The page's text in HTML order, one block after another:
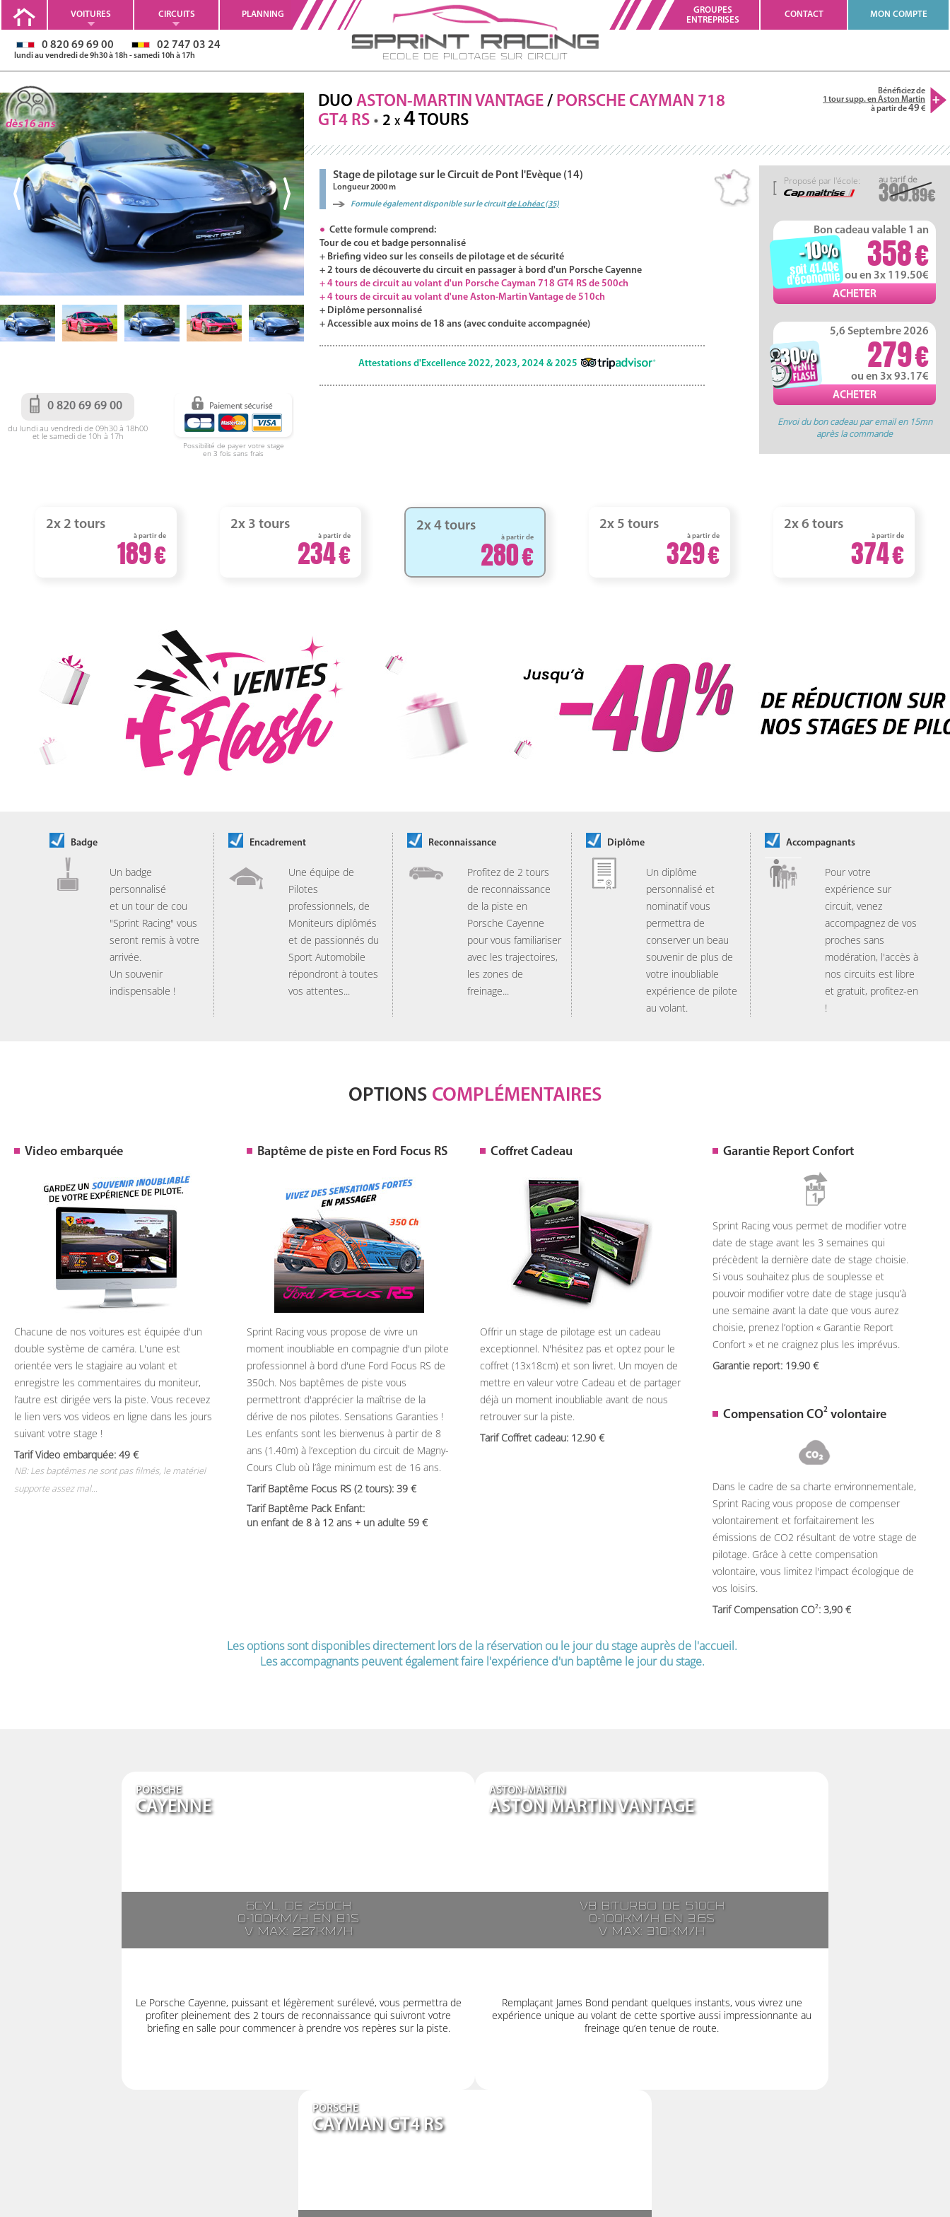
Ecole de Pilotage sur Circuit
VOITURES CIRCUITS PLANNING
GROUPES
ENTREPRISES
CONTACT MON COMPTE
0 820 69 69 00 02 747 03 24
lundi au vendredi de 9h30 à 18h - samedi 10h à 17h
Bénéficiez de
1 tour supp. en Aston Martin
à partir de49
DUO ASTON-MARTIN VANTAGE / PORSCHE CAYMAN 718
GT4 RS
2 X 4 TOURS
399.89
Proposé par l'école:
Bon cadeau valable 1 an
358
ou en 3x 119.50
-10%
soit 41.40
d'économie
5,6 Septembre 2026
279
ou en 3x 93.17
-30%
Envoi du bon cadeau par email en 15mn
après la commande
Stage de pilotage sur le Circuit de Pont l'Evèque (14)
Longueur 2000 m
Formule également disponible sur le circuitde Lohéac (35)
Cette formule comprend:
Tour de cou et badge personnalisé
+ Briefing video sur les conseils de pilotage et de sécurité
+ 2 tours de découverte du circuit en passager à bord d'un Porsche Cayenne
+ 4 tours de circuit au volant d'un Porsche Cayman 718 GT4 RS de 500ch
+ 4 tours de circuit au volant d'une Aston-Martin Vantage de 510ch
+ Diplôme personnalisé
+ Accessible aux moins de 18 ans (avec conduite accompagnée)
Attestations d'Excellence 2022, 2023, 2024 & 2025
0 820 69 69 00
du lundi au vendredi de 09h30 à 18h00
et le samedi de 10h à 17h
Possibilité de payer votre stage
en 3 fois sans frais
2x 2 tours
à partir de
189
2x 3 tours
à partir de
234
2x 4 tours
à partir de
280
2x 5 tours
à partir de
329
2x 6 tours
à partir de
374
Badge
Un badge
personnalisé
et un tour de cou
"Sprint Racing" vous
seront remis à votre
arrivée.
Un souvenir
indispensable !
Encadrement
Une équipe de
Pilotes
professionnels, de
Moniteurs diplômés
et de passionnés du
Sport Automobile
répondront à toutes
vos attentes...
Reconnaissance
Profitez de 2 tours
de reconnaissance
de la piste en
Porsche Cayenne
pour vous familiariser
avec les trajectoires,
les zones de
freinage...
Diplôme
Un diplôme
personnalisé et
nominatif vous
permettra de
conserver un beau
souvenir de plus de
votre inoubliable
expérience de pilote
au volant.
Accompagnants
Pour votre
expérience sur
circuit, venez
accompagnez de vos
proches sans
modération, l'accès à
nos circuits est libre
et gratuit, profitez-en
!
OPTIONS COMPLÉMENTAIRES
Video embarquée
Chacune de nos voitures est équipée d'un
double système de caméra. L'une est
orientée vers le stagiaire au volant et
enregistre les commentaires du moniteur,
l’autre est dirigée vers la piste. Vous recevez
le lien vers vos videos en ligne dans les jours
suivant votre stage !
Tarif Video embarquée: 49
NB: Les baptêmes ne sont pas filmés, le matériel
supporte assez mal...
Baptême de piste en Ford Focus RS
Sprint Racing vous propose de vivre un
moment inoubliable en compagnie d'un pilote
professionnel à bord d'une Ford Focus RS de
350ch. Nos baptêmes de piste vous
permettront d'apprécier la maîtrise de la
dérive de nos pilotes. Sensations Garanties !
Les enfants sont les bienvenus à partir de 8
ans (1.40m) à l’exception du circuit de Magny-
Cours Club où l’âge minimum est de 16 ans.
Tarif Baptême Focus RS (2 tours): 39
Tarif Baptême Pack Enfant:
un enfant de 8 à 12 ans + un adulte 59
Coffret Cadeau
Offrir un stage de pilotage est un cadeau
exceptionnel. N'hésitez pas et optez pour le
coffret (13x18cm) et son livret. Un moyen de
mettre en valeur votre Cadeau et de partager
déjà un moment inoubliable avant de nous
retrouver sur la piste.
Tarif Coffret cadeau: 12.90
Garantie Report Confort
Sprint Racing vous permet de modifier votre
date de stage avant les 3 semaines qui
précèdent la dernière date de stage choisie.
Si vous souhaitez plus de souplesse et
pouvoir modifier votre date de stage jusqu’à
une semaine avant la date que vous aurez
choisie, prenez l’option « Garantie Report
Confort » et ne craignez plus les imprévus.
Garantie report: 19.90
Compensation CO2volontaire
Dans le cadre de sa charte environnementale,
Sprint Racing vous propose de compenser
volontairement et forfaitairement les
émissions de CO2 résultant de votre stage de
pilotage. Grâce à cette compensation
volontaire, vous limitez l'impact écologique de
vos loisirs.
Tarif Compensation CO2: 3,90
Les options sont disponibles directement lors de la réservation ou le jour du stage auprès de l'accueil.
Les accompagnants peuvent également faire l'expérience d'un baptême le jour du stage.
PORSCHE
CAYENNE
6cyl. de 250ch
0-100km/h en 8.1s
V max: 227km/h
Le Porsche Cayenne, puissant et légèrement surélevé, vous permettra de
profiter pleinement des 2 tours de reconnaissance qui suivront votre
briefing en salle pour commencer à prendre vos repères sur la piste.
ASTON-MARTIN
ASTON MARTIN VANTAGE
V8 biturbo de 510ch
0-100km/h en 3.6s
V max: 310km/h
Remplaçant James Bond pendant quelques instants, vous vivrez une
expérience unique au volant de cette sportive aussi impressionnante au
freinage qu’en tenue de route.
PORSCHE
CAYMAN GT4 RS